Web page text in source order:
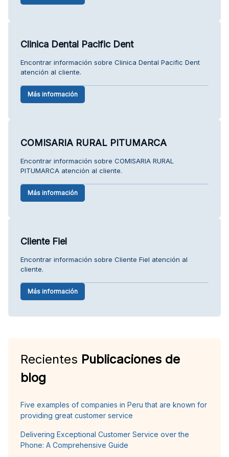
Clinica Dental Pacific Dent
Encontrar información sobre Clinica Dental Pacific Dent
atención al cliente.
Más información
COMISARIA RURAL PITUMARCA
Encontrar información sobre COMISARIA RURAL
PITUMARCA atención al cliente.
Más información
Cliente Fiel
Encontrar información sobre Cliente Fiel atención al
cliente.
Más información
Recientes Publicaciones de
blog
Five examples of companies in Peru that are known for
providing great customer service
Delivering Exceptional Customer Service over the
Phone: A Comprehensive Guide